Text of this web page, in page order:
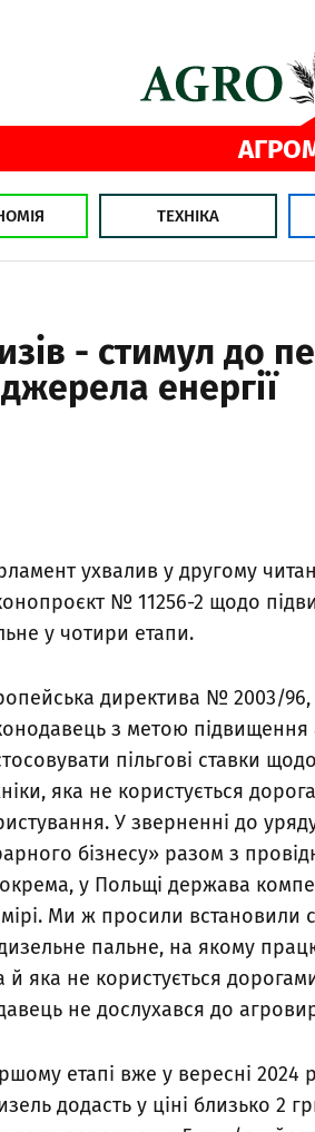
ТЕХНІКА
- стимул до
енергії
ухвалив у другому
№ 11256-2 щодо
у чотири етапи.
директива № 2003/
з метою підвищення
пільгові ставки
яка не користується
У зверненні до
бізнесу» разом з
у Польщі держава
Ми ж просили встановили
пальне, на якому
й яка не користується
не дослухався до
етапі вже у вересні
додасть у ціні близько 2